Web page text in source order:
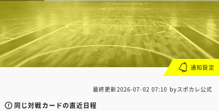
最終更新2026-07-02 07:10 byスポカレ公式
同じ対戦カードの直近日程
通知設定